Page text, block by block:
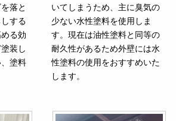
落と
する
る効
装し
塗料
いてしまうため、主に臭気の
少ない水性塗料を使用しま
す。現在は油性塗料と同等の
耐久性があるため外壁には水
性塗料の使用をおすすめいた
します。